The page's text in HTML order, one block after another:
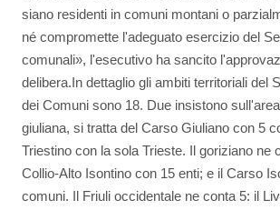
siano residenti in comuni montani o
né compromette l'adeguato esercizio del
comunali», l'esecutivo ha sancito
delibera.In dettaglio gli ambiti territoriali del
dei Comuni sono 18. Due insistono
giuliana, si tratta del Carso Giuliano con 5
Triestino con la sola Trieste. Il goriziano ne
Collio-Alto Isontino con 15 enti; e il Carso
comuni. Il Friuli occidentale ne conta 5: il